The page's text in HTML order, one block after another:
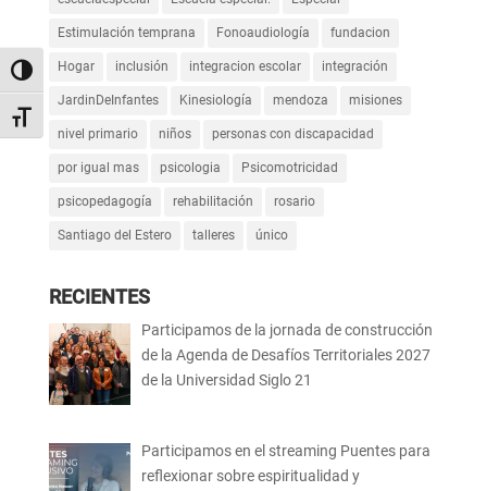
Alternar alto contraste
Alternar tamaño de letra
Estimulación temprana Fonoaudiología fundacion
Hogar inclusión integracion escolar integración
JardinDeInfantes Kinesiología mendoza misiones
nivel primario niños personas con discapacidad
por igual mas psicologia Psicomotricidad
psicopedagogía rehabilitación rosario
Santiago del Estero talleres único
RECIENTES
Participamos de la jornada de construcción
de la Agenda de Desafíos Territoriales 2027
de la Universidad Siglo 21
Participamos en el streaming Puentes para
reflexionar sobre espiritualidad y